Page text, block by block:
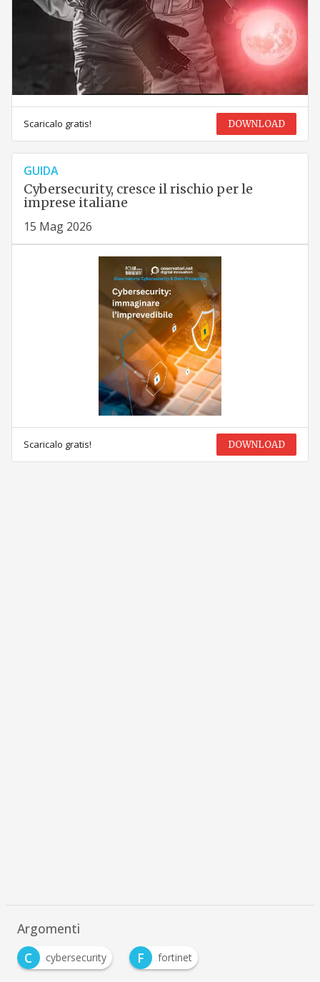
Scaricalo gratis! DOWNLOAD
GUIDA
Cybersecurity, cresce il rischio per le
imprese italiane
15 Mag 2026
Scaricalo gratis! DOWNLOAD
Argomenti
C
cybersecurity F fortinet